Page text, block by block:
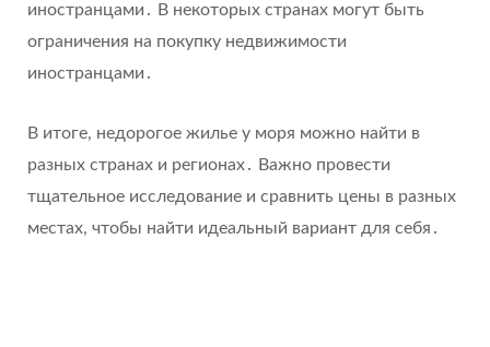
иностранцами․ В некоторых странах могут быть
ограничения на покупку недвижимости
иностранцами․
В итоге, недорогое жилье у моря можно найти в
разных странах и регионах․ Важно провести
тщательное исследование и сравнить цены в разных
местах, чтобы найти идеальный вариант для себя․